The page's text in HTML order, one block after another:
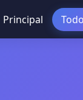
Principal